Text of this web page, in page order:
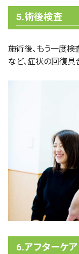
5.術後検査
施術後、もう一度検
など、症状の回復具
6.アフターケア